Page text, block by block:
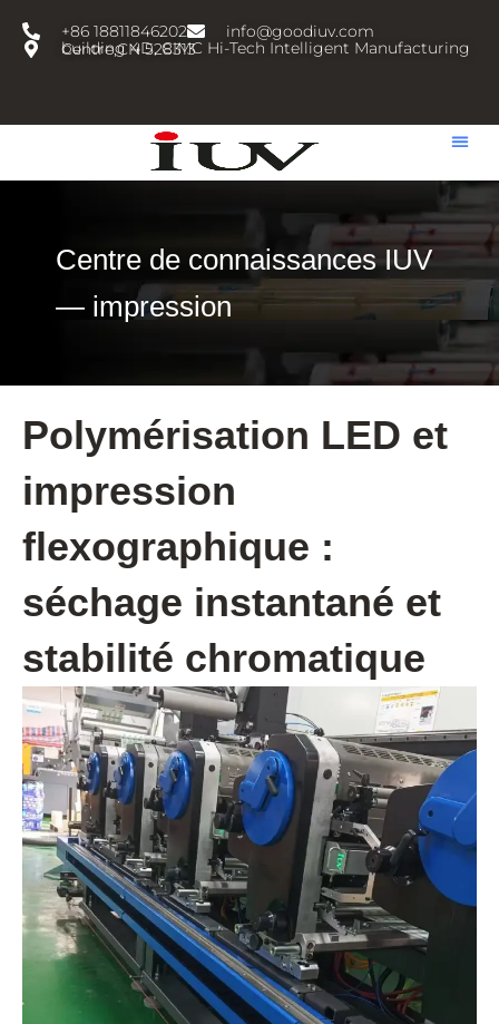
+86 18811846202
info@goodiuv.com
building 4D, CIMC Hi-Tech Intelligent Manufacturing Centre,CN 528313
Centre de connaissances IUV
— impression
Polymérisation LED et
impression
flexographique :
séchage instantané et
stabilité chromatique